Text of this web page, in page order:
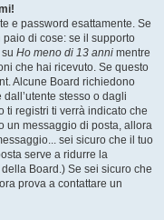
e password esattamente. Se
di cose: se il supporto
Ho meno di 13 anni mentre
che hai ricevuto. Se questo
Alcune Board richiedono
stesso o dagli
ti registri ti verrà indicato che
un messaggio di posta, allora
sei sicuro che il tuo
serve a ridurre la
Board.) Se sei sicuro che
prova a contattare un